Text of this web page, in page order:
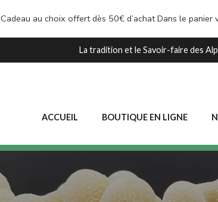
Cadeau au choix offert dès 50€ d’achat Dans le
La tradition et le Savoir-faire des
ACCUEIL BOUTIQUE EN LIGNE